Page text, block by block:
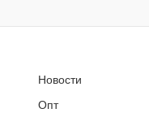
Новости
Опт